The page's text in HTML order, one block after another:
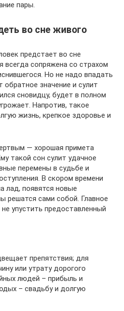
пары.
во сне живого
предстает во сне
всегда сопряжена со страхом
Но не надо впадать
обратное значение и сулит
сновидцу, будет в полном
Напротив, такое
жизнь, крепкое здоровье и
— хорошая примета
такой сон сулит удачное
перемены в судьбе и
В скором времени
лад, появятся новые
решатся сами собой. Главное
упустить предоставленный
препятствия; для
или утрату дорогого
людей – прибыль и
– свадьбу и долгую